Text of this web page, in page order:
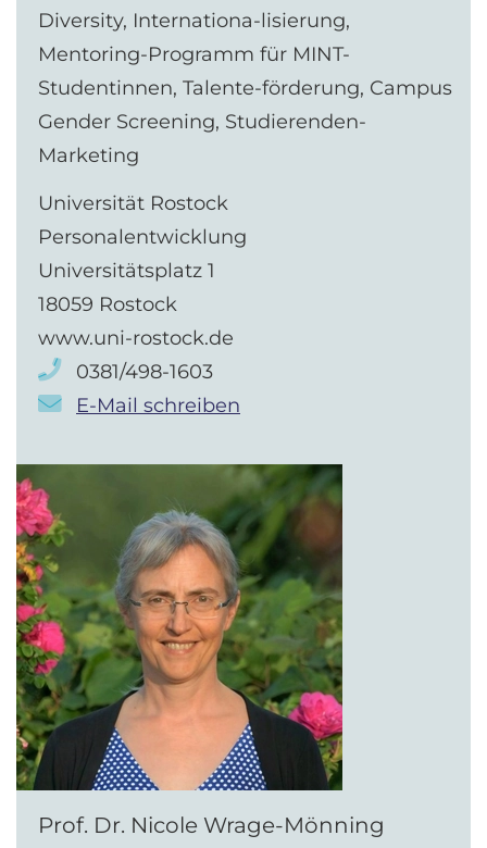
Diversity, Internationa-lisierung,
Mentoring-Programm für MINT-
Studentinnen, Talente-förderung, Campus
Gender Screening, Studierenden-
Marketing
Universität Rostock
Personalentwicklung
Universitätsplatz 1
18059 Rostock
www.uni-rostock.de
0381/498-1603
E-Mail schreiben
Prof. Dr. Nicole Wrage-Mönning